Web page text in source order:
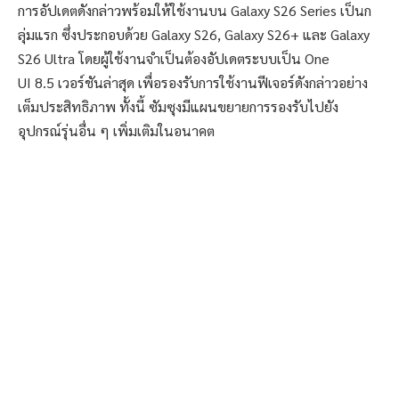
การอัปเดตดังกล่าวพร้อมให้ใช้งานบน Galaxy S26 Series เป็นก
ลุ่มแรก ซึ่งประกอบด้วย Galaxy S26, Galaxy S26+ และ Galaxy
S26 Ultra โดยผู้ใช้งานจำเป็นต้องอัปเดตระบบเป็น One
UI 8.5 เวอร์ชันล่าสุด เพื่อรองรับการใช้งานฟีเจอร์ดังกล่าวอย่าง
เต็มประสิทธิภาพ ทั้งนี้ ซัมซุงมีแผนขยายการรองรับไปยัง
อุปกรณ์รุ่นอื่น ๆ เพิ่มเติมในอนาคต